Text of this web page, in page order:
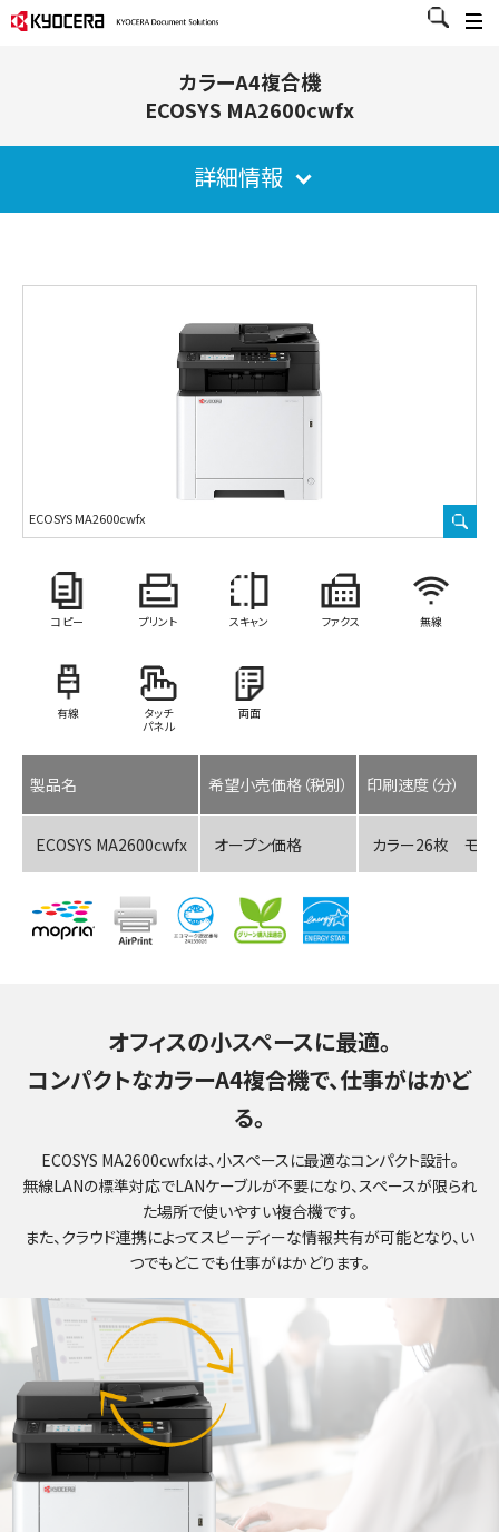
カラーA4複合機
ECOSYS MA2600cwfx
詳細情報
ECOSYS MA2600cwfx
コピー プリント スキャン ファクス 無線
有線
タッチ
パネル
両面
製品名 希望小売価格（税別） 印刷速度（分）
ECOSYS MA2600cwfx オープン価格 カラー26枚 モノ
オフィスの小スペースに最適。
コンパクトなカラーA4複合機で、仕事がはかど
る。
ECOSYS MA2600cwfxは、小スペースに最適なコンパクト設計。
無線LANの標準対応でLANケーブルが不要になり、スペースが限られ
た場所で使いやすい複合機です。
また、クラウド連携によってスピーディーな情報共有が可能となり、い
つでもどこでも仕事がはかどります。